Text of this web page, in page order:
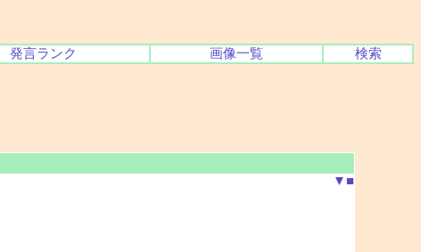
発言ランク 画像一覧 検索
▼ ■